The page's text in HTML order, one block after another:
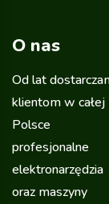
O nas
Od lat
klientom w całej
Polsce
profesjonalne
elektronarzędzia
oraz maszyny